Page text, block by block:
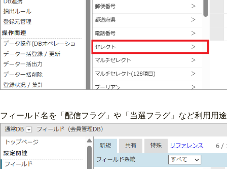
フィールド名を「配信フラグ」や「当選フラグ」など利用用